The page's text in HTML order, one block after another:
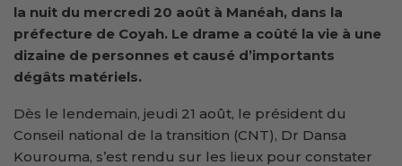
la nuit du mercredi 20 août à Manéah, dans la
préfecture de Coyah. Le drame a coûté la vie à une
dizaine de personnes et causé d’importants
dégâts matériels.
Dès le lendemain, jeudi 21 août, le président du
Conseil national de la transition (CNT), Dr Dansa
Kourouma, s’est rendu sur les lieux pour constater